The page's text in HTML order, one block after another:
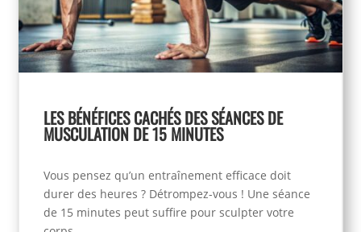
LES BÉNÉFICES CACHÉS DES SÉANCES DE
MUSCULATION DE 15 MINUTES
Vous pensez qu’un entraînement efficace doit
durer des heures ? Détrompez-vous ! Une séance
de 15 minutes peut suffire pour sculpter votre